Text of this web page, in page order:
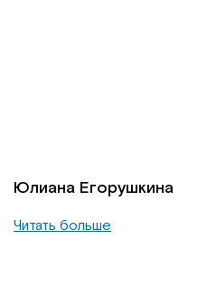
Юлиана Егорушкина
Читать больше